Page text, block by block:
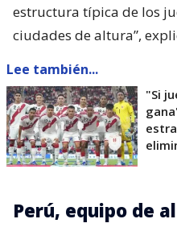
estructura típica de los
ciudades de altura”,
Lee también...
"Si
Perú, equipo de